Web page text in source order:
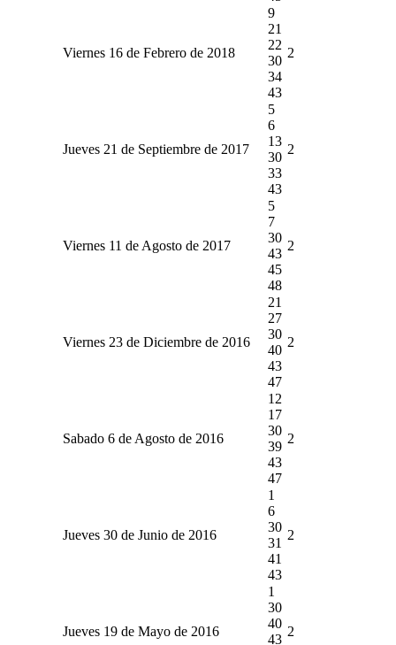
Viernes 16 de Febrero de 2018
9
21
22
30
34
43
2
Jueves 21 de Septiembre de 2017
5
6
13
30
33
43
2
Viernes 11 de Agosto de 2017
5
7
30
43
45
48
2
Viernes 23 de Diciembre de 2016
21
27
30
40
43
47
2
Sabado 6 de Agosto de 2016
12
17
30
39
43
47
2
Jueves 30 de Junio de 2016
1
6
30
31
41
43
2
Jueves 19 de Mayo de 2016
1
30
40
43
2